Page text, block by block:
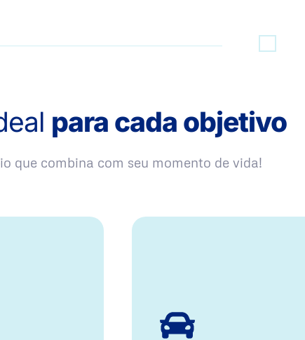
para cada objetivo
que combina com seu momento de vida!